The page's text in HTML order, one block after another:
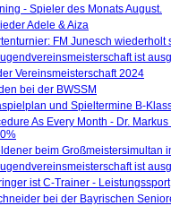
- Spieler des Monats August.
Adele & Aiza
FM Junesch wiederholt
ist
Vereinsmeisterschaft 2024
bei der BWSSM
und Spieltermine B-
As Every Month - Dr.
beim Großmeistersimultan
ist
ist C-Trainer - Leistungssport
bei der Bayrischen